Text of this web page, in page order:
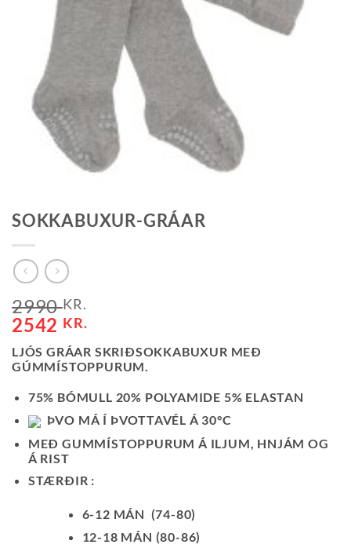
SOKKABUXUR-GRÁAR
2990KR.
2542 KR.
LJÓS GRÁAR SKRIÐSOKKABUXUR MEÐ
GÚMMÍSTOPPURUM.
75% BÓMULL 20% POLYAMIDE 5% ELASTAN
ÞVO MÁ Í ÞVOTTAVÉL Á 30°C
MEÐ GUMMÍSTOPPURUM Á ILJUM, HNJÁM OG
Á RIST
STÆRÐIR :
6-12 MÁN (74-80)
12-18 MÁN (80-86)